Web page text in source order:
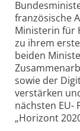
französische
Ministerin für
zu ihrem
beiden
sowie der
verstärken
nächsten
„Horizont